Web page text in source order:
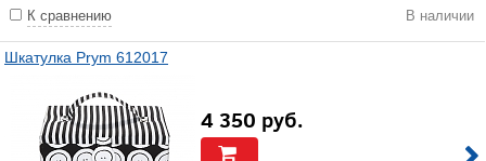
К сравнению В наличии
Шкатулка Prym 612017
4 350 руб.